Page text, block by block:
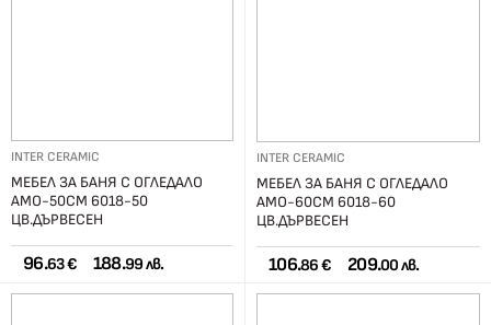
INTER CERAMIC
МЕБЕЛ ЗА БАНЯ С ОГЛЕДАЛО
AMO-50СМ 6018-50
ЦВ.ДЪРВЕСЕН
96.63 € 188.99 лв.
INTER CERAMIC
МЕБЕЛ ЗА БАНЯ С ОГЛЕДАЛО
AMO-60СМ 6018-60
ЦВ.ДЪРВЕСЕН
106.86 € 209.00 лв.